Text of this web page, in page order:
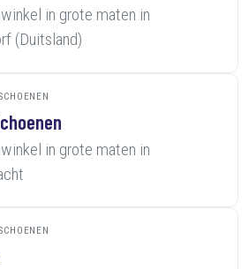
in grote maten in
(Duitsland)
in grote maten in